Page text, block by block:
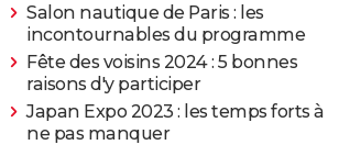
Salon nautique de Paris : les
incontournables du programme
Fête des voisins 2024 : 5 bonnes
raisons d'y participer
Japan Expo 2023 : les temps forts à
ne pas manquer